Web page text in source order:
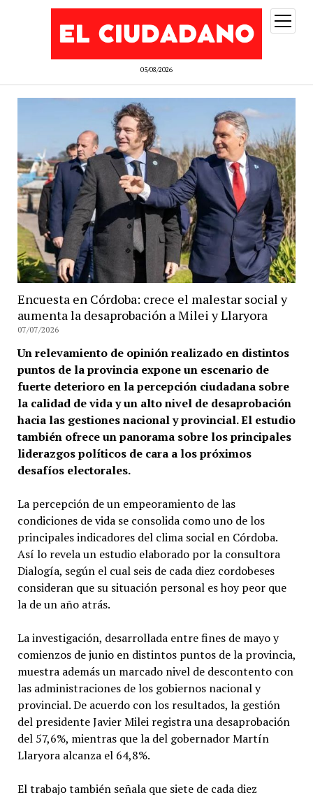
05/08/2026
abrir
menú
Encuesta en Córdoba: crece el malestar social y
aumenta la desaprobación a Milei y Llaryora
07/07/2026
Un relevamiento de opinión realizado en distintos
puntos de la provincia expone un escenario de
fuerte deterioro en la percepción ciudadana sobre
la calidad de vida y un alto nivel de desaprobación
hacia las gestiones nacional y provincial. El estudio
también ofrece un panorama sobre los principales
liderazgos políticos de cara a los próximos
desafíos electorales.
La percepción de un empeoramiento de las
condiciones de vida se consolida como uno de los
principales indicadores del clima social en Córdoba.
Así lo revela un estudio elaborado por la consultora
Dialogía, según el cual seis de cada diez cordobeses
consideran que su situación personal es hoy peor que
la de un año atrás.
La investigación, desarrollada entre fines de mayo y
comienzos de junio en distintos puntos de la provincia,
muestra además un marcado nivel de descontento con
las administraciones de los gobiernos nacional y
provincial. De acuerdo con los resultados, la gestión
del presidente Javier Milei registra una desaprobación
del 57,6%, mientras que la del gobernador Martín
Llaryora alcanza el 64,8%.
El trabajo también señala que siete de cada diez